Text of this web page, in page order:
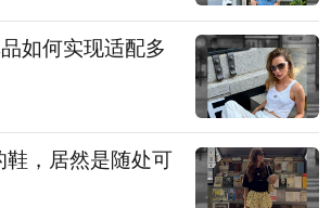
如何实现适配多
，居然是随处可